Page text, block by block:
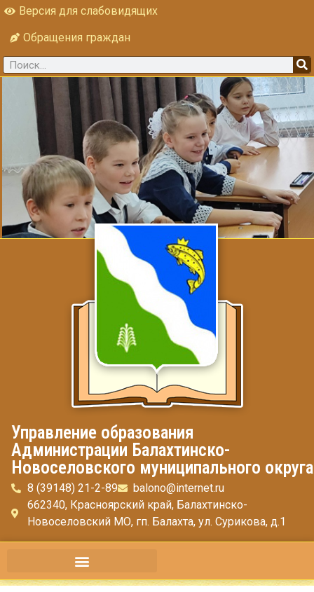
Версия для слабовидящих
Обращения граждан
Управление образования
Администрации Балахтинско-
Новоселовского муниципального округа
8 (39148) 21-2-89
balono@internet.ru
662340, Красноярский край, Балахтинско-
Новоселовский МО, гп. Балахта, ул. Сурикова, д.1